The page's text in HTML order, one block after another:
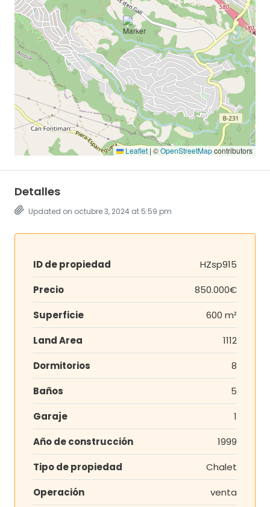
Leaflet | ©OpenStreetMapcontributors
Detalles
Updated on octubre 3, 2024 at 5:59 pm
ID de propiedad
HZsp915
Precio
850.000€
Superficie
600 m²
Land Area
1112
Dormitorios
8
Baños
5
Garaje
1
Año de construcción
1999
Tipo de propiedad
Chalet
Operación
venta